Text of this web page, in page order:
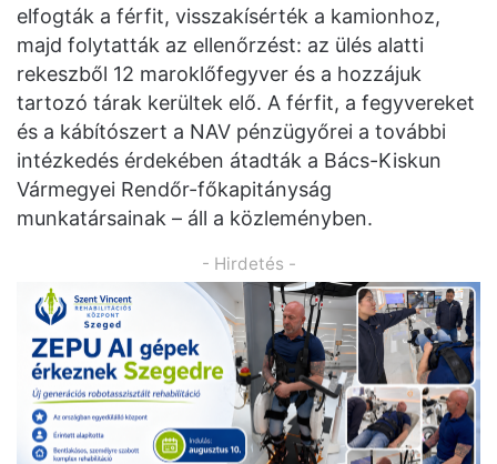
elfogták a férfit, visszakísérték a kamionhoz,
majd folytatták az ellenőrzést: az ülés alatti
rekeszből 12 maroklőfegyver és a hozzájuk
tartozó tárak kerültek elő. A férfit, a fegyvereket
és a kábítószert a NAV pénzügyőrei a további
intézkedés érdekében átadták a Bács-Kiskun
Vármegyei Rendőr-főkapitányság
munkatársainak – áll a közleményben.
- Hirdetés -